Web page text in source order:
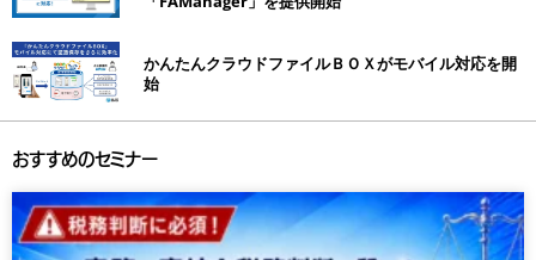
かんたんクラウドファイルＢＯＸがモバイル対応を開
始
おすすめのセミナー